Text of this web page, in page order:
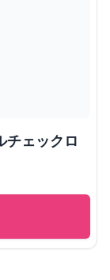
チェックロ